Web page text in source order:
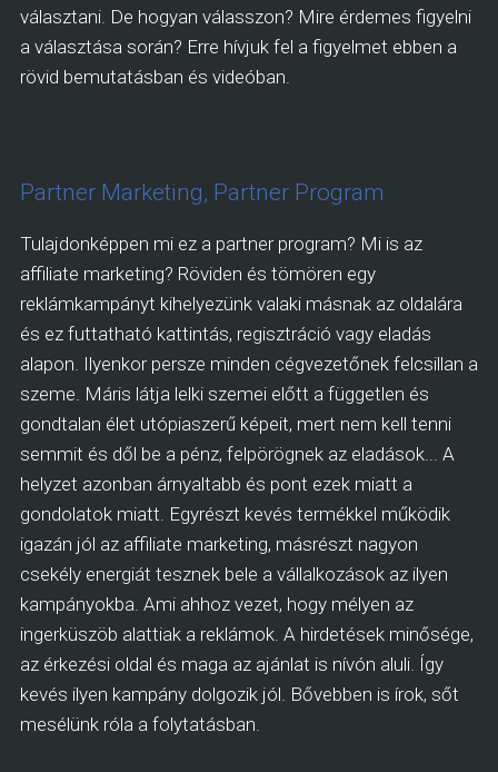
választani. De hogyan válasszon? Mire érdemes figyelni
a választása során? Erre hívjuk fel a figyelmet ebben a
rövid bemutatásban és videóban.
Partner Marketing, Partner Program
Tulajdonképpen mi ez a partner program? Mi is az
affiliate marketing? Röviden és tömören egy
reklámkampányt kihelyezünk valaki másnak az oldalára
és ez futtatható kattintás, regisztráció vagy eladás
alapon. Ilyenkor persze minden cégvezetőnek felcsillan a
szeme. Máris látja lelki szemei előtt a független és
gondtalan élet utópiaszerű képeit, mert nem kell tenni
semmit és dől be a pénz, felpörögnek az eladások... A
helyzet azonban árnyaltabb és pont ezek miatt a
gondolatok miatt. Egyrészt kevés termékkel működik
igazán jól az affiliate marketing, másrészt nagyon
csekély energiát tesznek bele a vállalkozások az ilyen
kampányokba. Ami ahhoz vezet, hogy mélyen az
ingerküszöb alattiak a reklámok. A hirdetések minősége,
az érkezési oldal és maga az ajánlat is nívón aluli. Így
kevés ilyen kampány dolgozik jól. Bővebben is írok, sőt
mesélünk róla a folytatásban.